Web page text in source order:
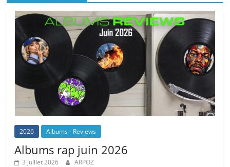
2026 Albums - Reviews
Albums rap juin 2026
3 juillet 2026 ARPOZ